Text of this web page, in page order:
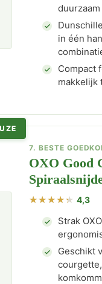
duurzaam
in één
Compact
makkelijk
7. BESTE
OXO Good
4,3
Strak
Geschikt